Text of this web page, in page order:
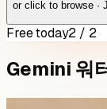
or click to browse ·
Free today2 / 2
Gemini 워